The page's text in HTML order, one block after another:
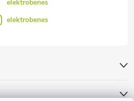
elektrobenes
elektrobenes